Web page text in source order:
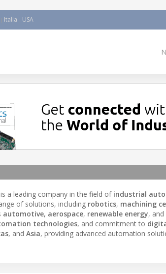
Italia USA
a leading company in the field of industrial
of solutions, including robotics, machining
automotive, aerospace, renewable energy, and
technologies, and commitment to
, and Asia, providing advanced automation